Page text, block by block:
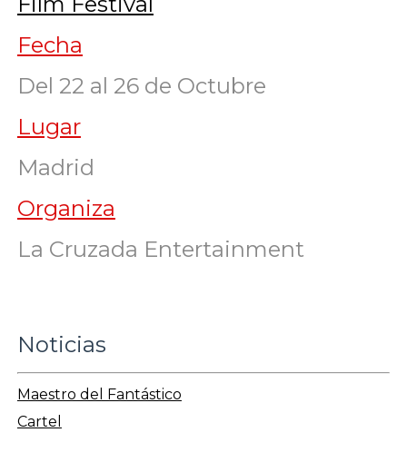
Fecha
Del 22 al 26 de Octubre
Lugar
Madrid
Organiza
La Cruzada Entertainment
Noticias
Maestro del Fantástico
Cartel